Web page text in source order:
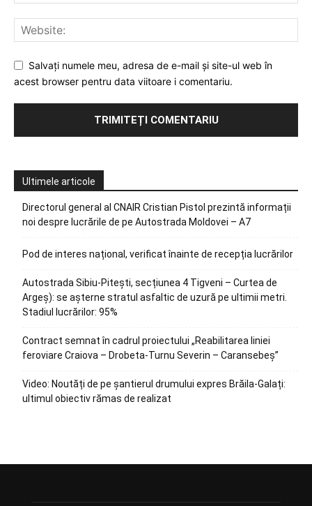
Salvați numele meu, adresa de e-mail și site-ul web în
acest browser pentru data viitoare i comentariu.
Ultimele articole
Directorul general al CNAIR Cristian Pistol prezintă informații
noi despre lucrările de pe Autostrada Moldovei – A7
Pod de interes național, verificat înainte de recepția lucrărilor
Autostrada Sibiu-Pitești, secțiunea 4 Tigveni – Curtea de
Argeș): se așterne stratul asfaltic de uzură pe ultimii metri.
Stadiul lucrărilor: 95%
Contract semnat în cadrul proiectului „Reabilitarea liniei
feroviare Craiova – Drobeta-Turnu Severin – Caransebeș”
Video: Noutăți de pe șantierul drumului expres Brăila-Galați:
ultimul obiectiv rămas de realizat